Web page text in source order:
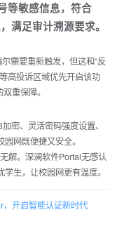
等敏感信息，符合
满足审计溯源要求。
需要重新触发，但这和“反
高投诉区域优先开启该功
重保障。
密、灵活密码强度设置、
园网既便捷又安全。
解。深澜软件Portal无感认
生，让校园网更有温度。
开启智能认证新时代